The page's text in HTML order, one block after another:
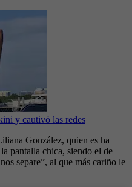
y cautivó las redes
González, quien es ha
pantalla chica, siendo el de
separe”, al que más cariño le